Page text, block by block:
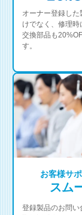
オーナー登録し
けでなく、修理時
交換部品も
す。
お客様サ
スム
登録製品のお問い